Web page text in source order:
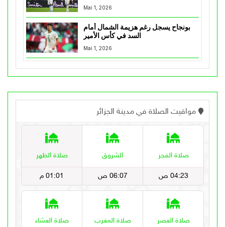
Mai 1, 2026
بونجاح يسجل رغم هزيمة الشمال أمام
السد في كأس الأمير
Mai 1, 2026